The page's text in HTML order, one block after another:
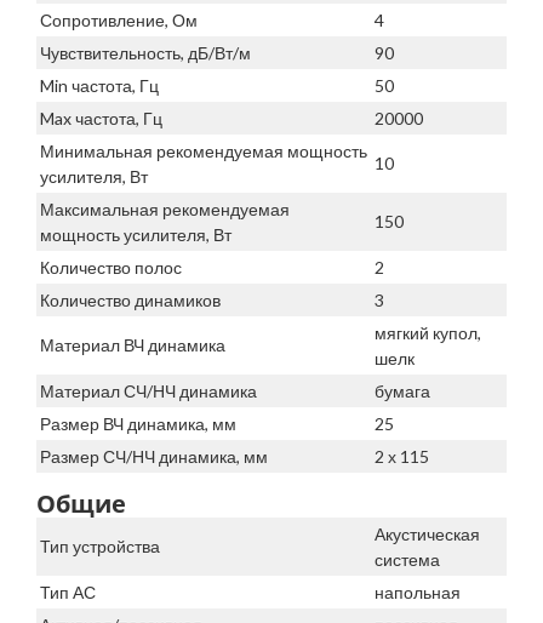
Сопротивление, Ом
4
Чувствительность, дБ/Вт/м
90
Min частота, Гц
50
Max частота, Гц
20000
Минимальная рекомендуемая мощность
усилителя, Вт
10
Максимальная рекомендуемая
мощность усилителя, Вт
150
Количество полос
2
Количество динамиков
3
Материал ВЧ динамика
мягкий купол,
шелк
Материал СЧ/НЧ динамика
бумага
Размер ВЧ динамика, мм
25
Размер СЧ/НЧ динамика, мм
2 х 115
Общие
Тип устройства
Акустическая
система
Тип АС
напольная